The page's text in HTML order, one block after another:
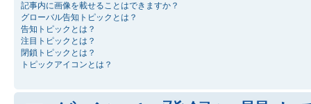
記事内に画像を載せることはできますか？
グローバル告知トピックとは？
告知トピックとは？
注目トピックとは？
閉鎖トピックとは？
トピックアイコンとは？